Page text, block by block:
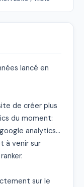
lancé en
de créer plus
du moment:
analytics...
à venir sur
sur le